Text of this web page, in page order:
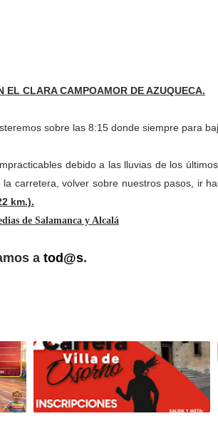
EL CLARA CAMPOAMOR DE AZUQUECA.
sobre las 8:15 donde siempre para
debido a las lluvias de los
carretera, volver sobre nuestros pasos, ir
km.).
de Salamanca y Alcalá
a tod@s.